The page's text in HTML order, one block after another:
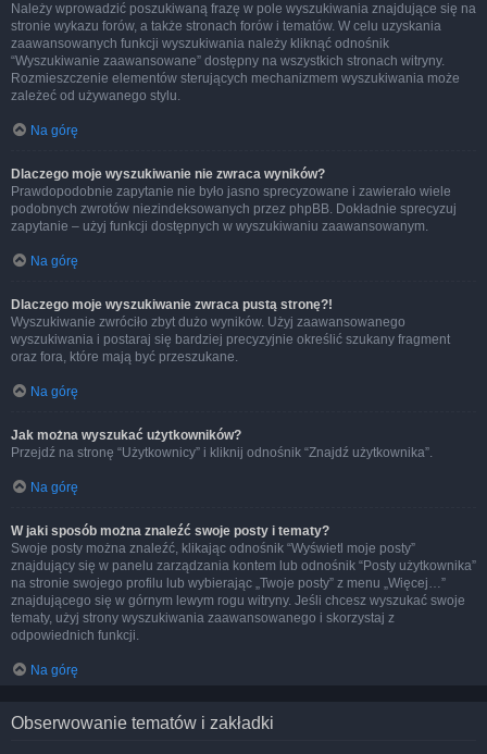
Należy wprowadzić poszukiwaną frazę w pole wyszukiwania znajdujące się na
stronie wykazu forów, a także stronach forów i tematów. W celu uzyskania
zaawansowanych funkcji wyszukiwania należy kliknąć odnośnik
“Wyszukiwanie zaawansowane” dostępny na wszystkich stronach witryny.
Rozmieszczenie elementów sterujących mechanizmem wyszukiwania może
zależeć od używanego stylu.
Na górę
Dlaczego moje wyszukiwanie nie zwraca wyników?
Prawdopodobnie zapytanie nie było jasno sprecyzowane i zawierało wiele
podobnych zwrotów niezindeksowanych przez phpBB. Dokładnie sprecyzuj
zapytanie – użyj funkcji dostępnych w wyszukiwaniu zaawansowanym.
Na górę
Dlaczego moje wyszukiwanie zwraca pustą stronę?!
Wyszukiwanie zwróciło zbyt dużo wyników. Użyj zaawansowanego
wyszukiwania i postaraj się bardziej precyzyjnie określić szukany fragment
oraz fora, które mają być przeszukane.
Na górę
Jak można wyszukać użytkowników?
Przejdź na stronę “Użytkownicy” i kliknij odnośnik “Znajdź użytkownika”.
Na górę
W jaki sposób można znaleźć swoje posty i tematy?
Swoje posty można znaleźć, klikając odnośnik “Wyświetl moje posty”
znajdujący się w panelu zarządzania kontem lub odnośnik “Posty użytkownika”
na stronie swojego profilu lub wybierając „Twoje posty” z menu „Więcej…”
znajdującego się w górnym lewym rogu witryny. Jeśli chcesz wyszukać swoje
tematy, użyj strony wyszukiwania zaawansowanego i skorzystaj z
odpowiednich funkcji.
Na górę
Obserwowanie tematów i zakładki